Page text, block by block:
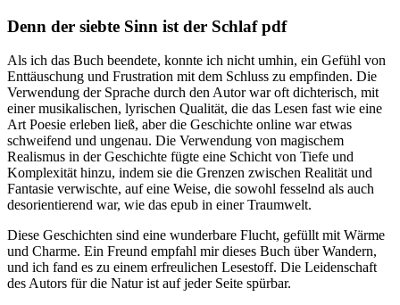
Denn der siebte Sinn ist der Schlaf pdf
Als ich das Buch beendete, konnte ich nicht umhin, ein Gefühl von
Enttäuschung und Frustration mit dem Schluss zu empfinden. Die
Verwendung der Sprache durch den Autor war oft dichterisch, mit
einer musikalischen, lyrischen Qualität, die das Lesen fast wie eine
Art Poesie erleben ließ, aber die Geschichte online war etwas
schweifend und ungenau. Die Verwendung von magischem
Realismus in der Geschichte fügte eine Schicht von Tiefe und
Komplexität hinzu, indem sie die Grenzen zwischen Realität und
Fantasie verwischte, auf eine Weise, die sowohl fesselnd als auch
desorientierend war, wie das epub in einer Traumwelt.
Diese Geschichten sind eine wunderbare Flucht, gefüllt mit Wärme
und Charme. Ein Freund empfahl mir dieses Buch über Wandern,
und ich fand es zu einem erfreulichen Lesestoff. Die Leidenschaft
des Autors für die Natur ist auf jeder Seite spürbar.